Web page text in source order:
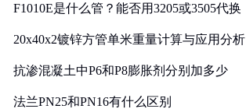
F1010E是什么管？能否用3205或3505代换
20x40x2镀锌方管单米重量计算与应用分析
抗渗混凝土中P6和P8膨胀剂分别加多少
法兰PN25和PN16有什么区别